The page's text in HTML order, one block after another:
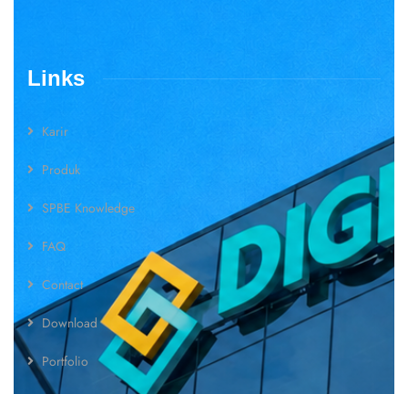
Links
Karir
Produk
SPBE Knowledge
FAQ
Contact
Download
Portfolio